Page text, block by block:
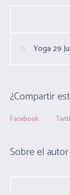
Yoga 29
¿Compartir
Facebook
Sobre el autor